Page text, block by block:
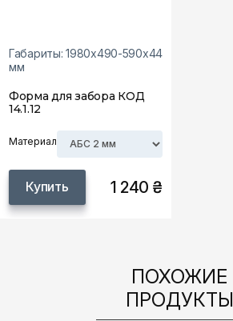
Габариты: 1980х490-590х44
мм
Форма для забора КОД
14.1.12
Материал
Купить 1 240 ₴
ПОХОЖИЕ
ПРОДУКТЫ